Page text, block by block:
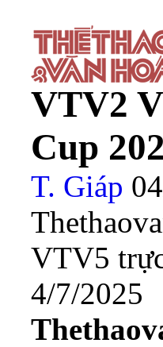
VTV2
Cup
T. Giáp
VTV5
4/7/2025